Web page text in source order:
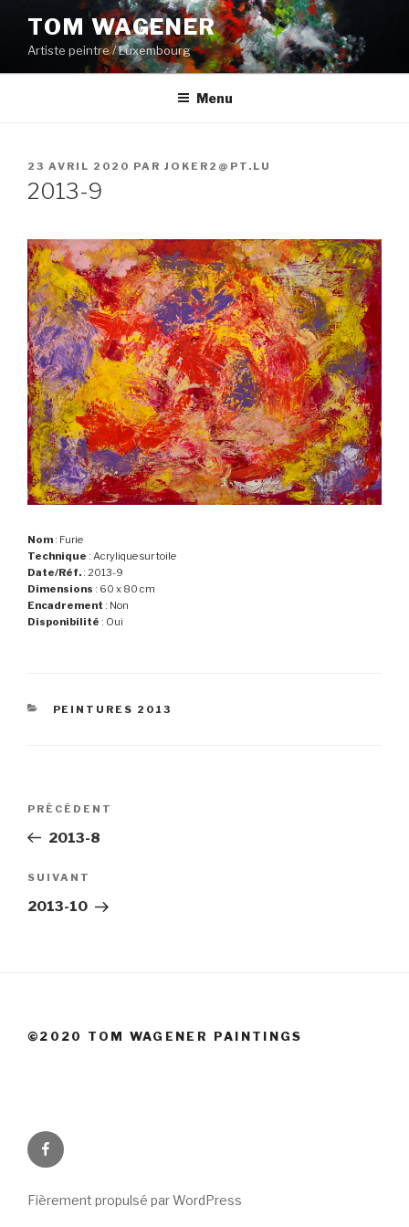
contenu
principal
TOM WAGENER
Artiste peintre / Luxembourg
Menu
PUBLIÉ
LE
23 AVRIL 2020 PAR JOKER2@PT.LU
2013-9
Nom : Furie
Technique : Acrylique sur toile
Date/Réf. : 2013-9
Dimensions : 60 x 80 cm
Encadrement : Non
Disponibilité : Oui
CATÉGORIES
PEINTURES 2013
Navigation
l’article
Article
précédent
PRÉCÉDENT
2013-8
Article
suivant
SUIVANT
2013-10
©2020 TOM WAGENER PAINTINGS
Facebook
Fièrement propulsé par WordPress